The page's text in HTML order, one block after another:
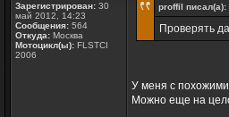
Зарегистрирован: 30
май 2012, 14:23
Сообщения: 564
Откуда: Москва
Мотоцикл(ы): FLSTCI
2006
proffil писал(а):
Проверять
У меня с
Можно еще на